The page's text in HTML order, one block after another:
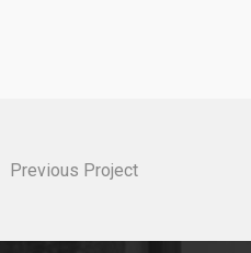
Previous Project